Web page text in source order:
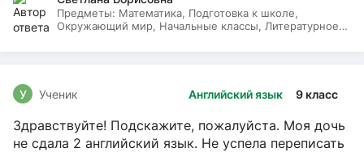
Предметы: Математика, Подготовка к школе,
Окружающий мир, Начальные классы, Литературное
Английский язык 9 класс
У Ученик
Здравствуйте! Подскажите, пожалуйста. Моя дочь
не сдала 2 английский язык. Не успела переписать